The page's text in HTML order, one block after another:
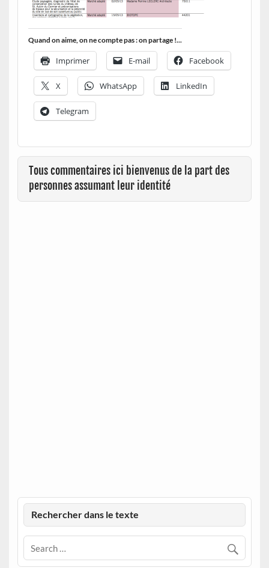
Quand on aime, on ne compte pas : on partage !...
Imprimer E-mail Facebook
X WhatsApp LinkedIn
Telegram
Tous commentaires ici bienvenus de la part des
personnes assumant leur identité
Rechercher dans le texte